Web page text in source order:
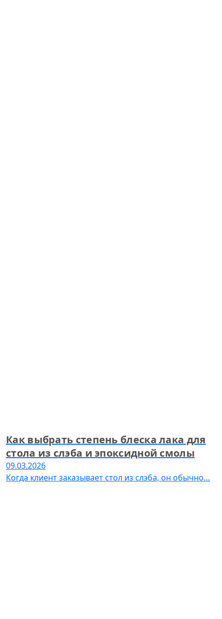
Как выбрать степень блеска лака для
стола из слэба и эпоксидной смолы
09.03.2026
Когда клиент заказывает стол из слэба, он обычно…